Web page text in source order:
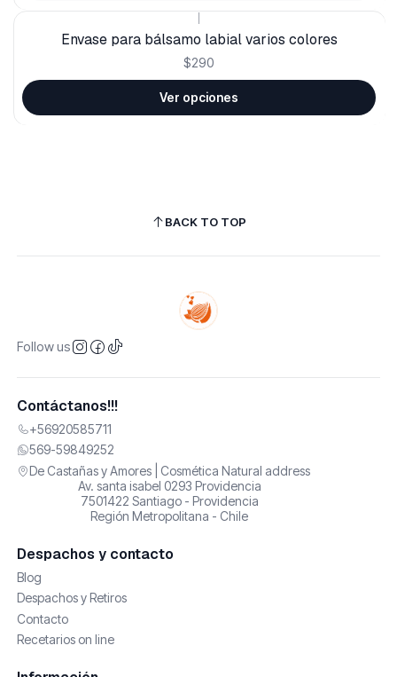
Envase para bálsamo labial varios colores
$290
Ver opciones
BACK TO TOP
Follow us
Contáctanos!!!
+56920585711
569-59849252
De Castañas y Amores | Cosmética Natural address
Av. santa isabel 0293 Providencia
7501422 Santiago - Providencia
Región Metropolitana - Chile
Despachos y contacto
Blog
Despachos y Retiros
Contacto
Recetarios on line